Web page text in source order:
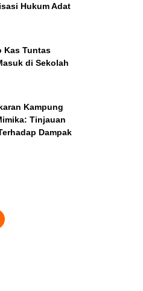
Hukum Adat
Kas Tuntas
di Sekolah
Kampung
Tinjauan
Dampak